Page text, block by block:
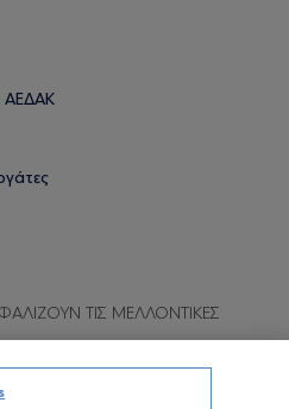
ΑΕΔΑΚ
ΤΙΣ ΜΕΛΛΟΝΤΙΚΕΣ